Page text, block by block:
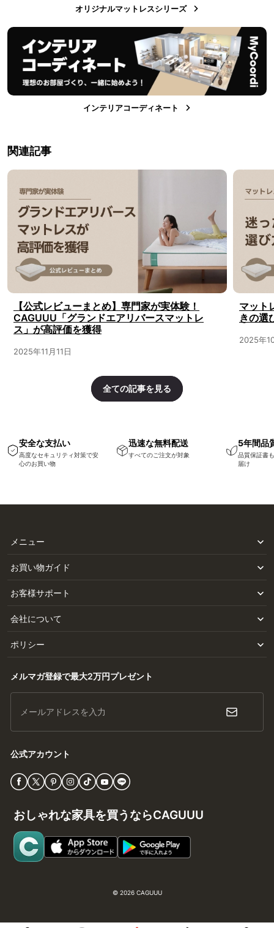
オリジナルマットレスシリーズ
インテリアコーディネート
関連記事
【公式レビューまとめ】専門家が実体験！
CAGUUU「グランドエアリバースマットレ
ス」が高評価を獲得
2025年11月11日
マット
きの選
2025年
全ての記事を見る
安全な支払い
高度なセキュリティ対策で安
心のお買い物
迅速な無料配送
すべてのご注文が対象
5年間品
品質保証書
届け
メニュー
お買い物ガイド
お客様サポート
会社について
ポリシー
メルマガ登録で最大2万円プレゼント
メールアドレスを入力
公式アカウント
おしゃれな家具を買うならCAGUUU
© 2026 CAGUUU